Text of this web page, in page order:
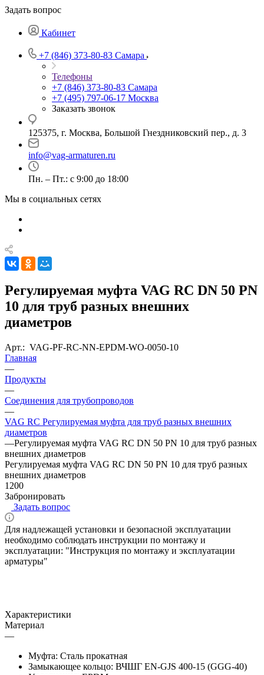
Задать вопрос
Кабинет
+7 (846) 373-80-83 Самара
Телефоны
+7 (846) 373-80-83 Самара
+7 (495) 797-06-17 Москва
Заказать звонок
125375, г. Москва, Большой Гнездниковский пер., д. 3
info@vag-armaturen.ru
Пн. – Пт.: с 9:00 до 18:00
Мы в социальных сетях
Регулируемая муфта VAG RC DN 50 PN
10 для труб разных внешних
диаметров
Арт.: VAG-PF-RC-NN-EPDM-WO-0050-10
Главная
—
Продукты
—
Соединения для трубопроводов
—
VAG RC Регулируемая муфта для труб разных внешних
диаметров
—Регулируемая муфта VAG RC DN 50 PN 10 для труб разных
внешних диаметров
Регулируемая муфта VAG RC DN 50 PN 10 для труб разных
внешних диаметров
1200
Забронировать
Задать вопрос
Для надлежащей установки и безопасной эксплуатации
необходимо соблюдать инструкции по монтажу и
эксплуатации: "Инструкция по монтажу и эксплуатации
арматуры"
Характеристики
Материал
—
Муфта: Сталь прокатная
Замыкающее кольцо: ВЧШГ EN-GJS 400-15 (GGG-40)